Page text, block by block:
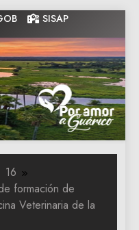
SISAP
Guarico
de Guarico
16
formación de
Veterinaria de la